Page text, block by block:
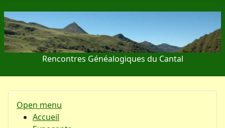
Rencontres Généalogiques du Cantal
Open menu
Accueil